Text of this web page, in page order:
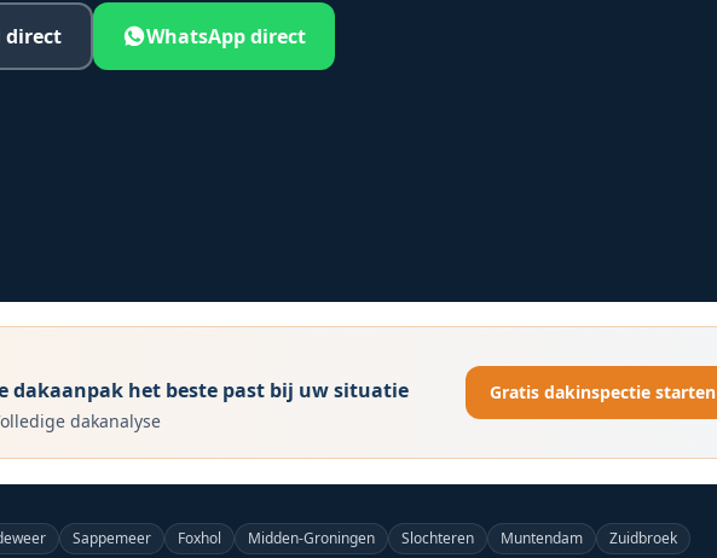
direct WhatsApp direct
dakaanpak het beste past bij uw situatie
dakanalyse
Gratis dakinspectie starten
Sappemeer Foxhol Midden-Groningen Slochteren Muntendam Zuidbroek